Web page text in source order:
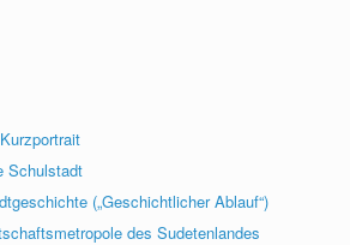
Schulstadt
(„Geschichtlicher Ablauf“)
des Sudetenlandes